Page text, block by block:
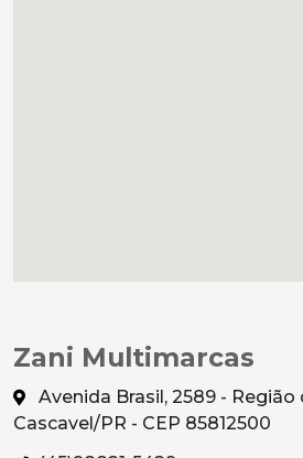
Zani Multimarcas
Avenida Brasil, 2589 - Região
Cascavel/PR - CEP 85812500